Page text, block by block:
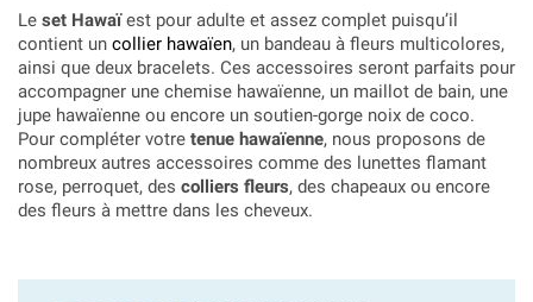
Le set Hawaïest pour adulte et assez complet puisqu’il
contient un collier hawaïen, un bandeau à fleurs multicolores,
ainsi que deux bracelets. Ces accessoires seront parfaits pour
accompagner une chemise hawaïenne, un maillot de bain, une
jupe hawaïenne ou encore un soutien-gorge noix de coco.
Pour compléter votre tenue hawaïenne, nous proposons de
nombreux autres accessoires comme des lunettes flamant
rose, perroquet, des colliers fleurs, des chapeaux ou encore
des fleurs à mettre dans les cheveux.